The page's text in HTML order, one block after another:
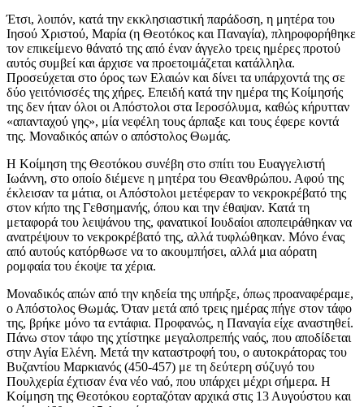
Έτσι, λοιπόν, κατά την εκκλησιαστική παράδοση, η μητέρα του
Ιησού Χριστού, Μαρία (η Θεοτόκος και Παναγία), πληροφορήθηκε
τον επικείμενο θάνατό της από έναν άγγελο τρεις ημέρες προτού
αυτός συμβεί και άρχισε να προετοιμάζεται κατάλληλα.
Προσεύχεται στο όρος των Ελαιών και δίνει τα υπάρχοντά της σε
δύο γειτόνισσές της χήρες. Επειδή κατά την ημέρα της Κοίμησής
της δεν ήταν όλοι οι Απόστολοι στα Ιεροσόλυμα, καθώς κήρυτταν
«απανταχού γης», μία νεφέλη τους άρπαξε και τους έφερε κοντά
της. Μοναδικός απών ο απόστολος Θωμάς.
Η Κοίμηση της Θεοτόκου συνέβη στο σπίτι του Ευαγγελιστή
Ιωάννη, στο οποίο διέμενε η μητέρα του Θεανθρώπου. Αφού της
έκλεισαν τα μάτια, οι Απόστολοι μετέφεραν το νεκροκρέβατό της
στον κήπο της Γεθσημανής, όπου και την έθαψαν. Κατά τη
μεταφορά του λειψάνου της, φανατικοί Ιουδαίοι αποπειράθηκαν να
ανατρέψουν το νεκροκρέβατό της, αλλά τυφλώθηκαν. Μόνο ένας
από αυτούς κατόρθωσε να το ακουμπήσει, αλλά μια αόρατη
ρομφαία του έκοψε τα χέρια.
Μοναδικός απών από την κηδεία της υπήρξε, όπως προαναφέραμε,
ο Απόστολος Θωμάς. Όταν μετά από τρεις ημέρας πήγε στον τάφο
της, βρήκε μόνο τα εντάφια. Προφανώς, η Παναγία είχε αναστηθεί.
Πάνω στον τάφο της χτίστηκε μεγαλοπρεπής ναός, που αποδίδεται
στην Αγία Ελένη. Μετά την καταστροφή του, ο αυτοκράτορας του
Βυζαντίου Μαρκιανός (450-457) με τη δεύτερη σύζυγό του
Πουλχερία έχτισαν ένα νέο ναό, που υπάρχει μέχρι σήμερα. Η
Κοίμηση της Θεοτόκου εορταζόταν αρχικά στις 13 Αυγούστου και